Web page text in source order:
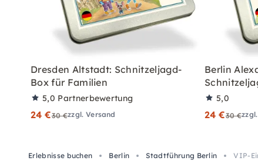
Dresden Altstadt: Schnitzeljagd-
Box für Familien
5,0 Partnerbewertung
24 €30 €zzgl. Versand
Berlin
5,0
24 €30 €
Erlebnisse buchen Berlin Stadtführung Berlin
VIP-